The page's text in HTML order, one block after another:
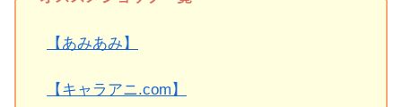
【あみあみ】
【キャラアニ.com】